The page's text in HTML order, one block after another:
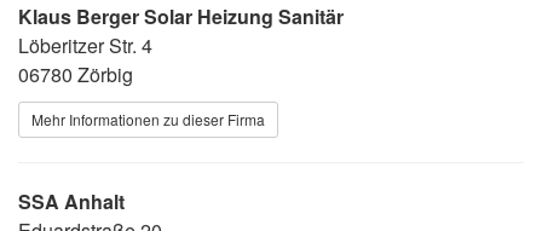
Klaus Berger Solar Heizung Sanitär
Löberitzer Str. 4
06780 Zörbig
Mehr Informationen zu dieser Firma
SSA Anhalt